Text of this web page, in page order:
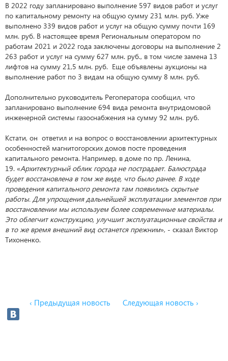
В 2022 году запланировано выполнение 597 видов работ и услуг
по капитальному ремонту на общую сумму 231 млн. руб. Уже
выполнено 339 видов работ и услуг на общую сумму почти 169
млн. руб. В настоящее время Региональным оператором по
работам 2021 и 2022 года заключены договоры на выполнение 2
263 работ и услуг на сумму 627 млн. руб., в том числе замена 13
лифтов на сумму 21,5 млн. руб. Еще объявлены аукционы на
выполнение работ по 3 видам на общую сумму 8 млн. руб.
Дополнительно руководитель Регоператора сообщил, что
запланировано выполнение 694 вида ремонта внутридомовой
инженерной системы газоснабжения на сумму 92 млн. руб.
Кстати, он ответил и на вопрос о восстановлении архитектурных
особенностей магнитогорских домов посте проведения
капитального ремонта. Например, в доме по пр. Ленина,
19. «Архитектурный облик города не пострадает. Балюстрада
будет восстановлена в том же виде, что было ранее. В ходе
проведения капитального ремонта там появились скрытые
работы. Для упрощения дальнейшей эксплуатации элементов при
восстановлении мы используем более современные материалы.
Это облегчит конструкцию, улучшит эксплуатационные свойства и
в то же время внешний вид останется прежним», - сказал Виктор
Тихоненко.
‹ Предыдущая новость Следующая новость ›